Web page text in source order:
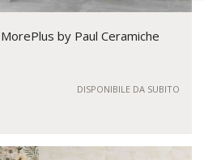
by Paul Ceramiche
DISPONIBILE DA SUBITO